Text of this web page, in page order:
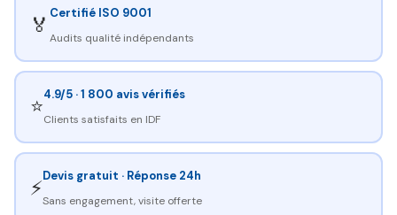
🏅 Certifié ISO 9001
Audits qualité indépendants
⭐4.9/5 · 1 800 avis vérifiés
Clients satisfaits en IDF
⚡Devis gratuit · Réponse 24h
Sans engagement, visite offerte